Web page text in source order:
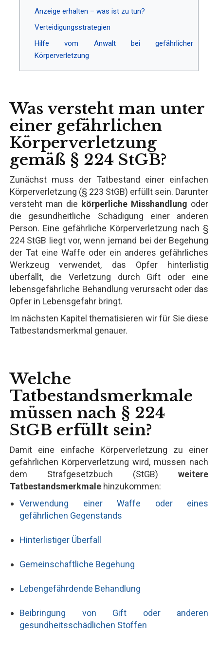
Anzeige erhalten – was ist zu tun?
Verteidigungsstrategien
Hilfe vom Anwalt bei gefährlicher
Körperverletzung
Was versteht man unter
einer gefährlichen
Körperverletzung
gemäß § 224 StGB?
Zunächst muss der Tatbestand einer einfachen
Körperverletzung (§ 223 StGB) erfüllt sein. Darunter
versteht man die körperliche Misshandlung oder
die gesundheitliche Schädigung einer anderen
Person. Eine gefährliche Körperverletzung nach §
224 StGB liegt vor, wenn jemand bei der Begehung
der Tat eine Waffe oder ein anderes gefährliches
Werkzeug verwendet, das Opfer hinterlistig
überfällt, die Verletzung durch Gift oder eine
lebensgefährliche Behandlung verursacht oder das
Opfer in Lebensgefahr bringt.
Im nächsten Kapitel thematisieren wir für Sie diese
Tatbestandsmerkmal genauer.
Welche
Tatbestandsmerkmale
müssen nach § 224
StGB erfüllt sein?
Damit eine einfache Körperverletzung zu einer
gefährlichen Körperverletzung wird, müssen nach
dem Strafgesetzbuch (StGB) weitere
Tatbestandsmerkmale hinzukommen:
Verwendung einer Waffe oder eines
gefährlichen Gegenstands
Hinterlistiger Überfall
Gemeinschaftliche Begehung
Lebengefährdende Behandlung
Beibringung von Gift oder anderen
gesundheitsschädlichen Stoffen